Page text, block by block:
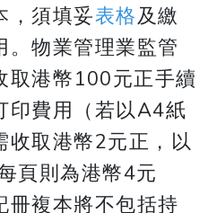
，須填妥表格及繳
。物業管理業監管
取港幣100元正手續
印費用（若以A4紙
收取港幣2元正，以
頁則為港幣4元
冊複本將不包括持